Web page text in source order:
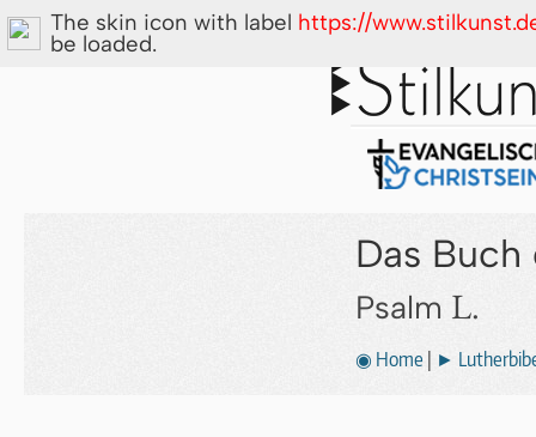
Das Buch
Psalm L.
◉ Home ►
The skin icon with label https://
be loaded.